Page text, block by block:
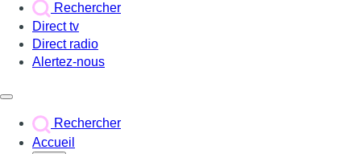
Rechercher
Direct tv
Direct radio
Alertez-nous
Rechercher
Accueil